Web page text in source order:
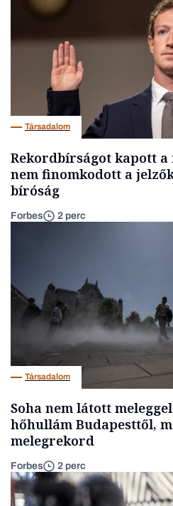
Társadalom
Rekordbírságot kapott a
nem finomkodott a
bíróság
Forbes 2 perc
Társadalom
Soha nem látott
hőhullám Budapesttől,
melegrekord
Forbes 2 perc